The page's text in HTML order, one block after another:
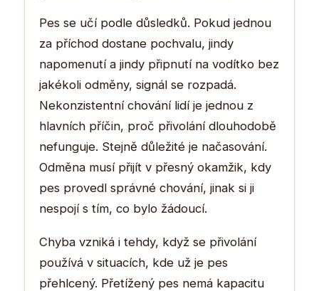
Pes se učí podle důsledků. Pokud jednou
za příchod dostane pochvalu, jindy
napomenutí a jindy připnutí na vodítko bez
jakékoli odměny, signál se rozpadá.
Nekonzistentní chování lidí je jednou z
hlavních příčin, proč přivolání dlouhodobě
nefunguje. Stejně důležité je načasování.
Odměna musí přijít v přesný okamžik, kdy
pes provedl správné chování, jinak si ji
nespojí s tím, co bylo žádoucí.
Chyba vzniká i tehdy, když se přivolání
používá v situacích, kde už je pes
přehlcený. Přetížený pes nemá kapacitu